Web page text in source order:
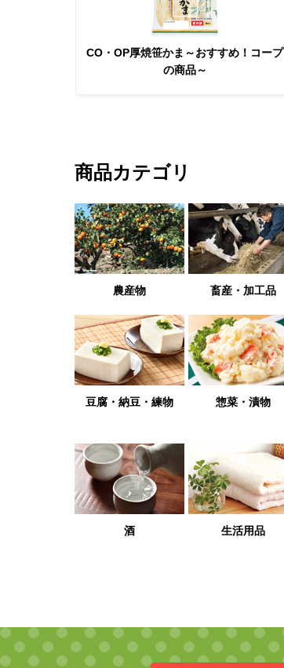
CO・OP厚焼笹かま～おすすめ！コープ
の商品～
商品カテゴリ
農産物 畜産・加工品
豆腐・納豆・練物 惣菜・漬物
酒 生活用品